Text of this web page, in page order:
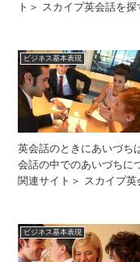
ト＞ スカイプ英会話を
ビジネス基本表現
英会話のときにあいづち
会話の中でのあいづちに
関連サイト＞ スカイプ
ビジネス基本表現